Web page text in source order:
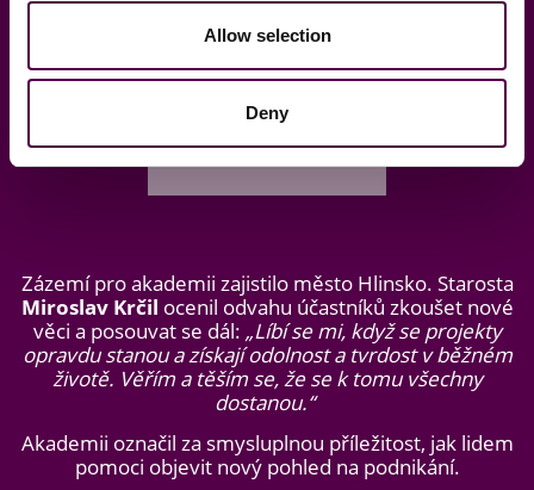
Allow selection
Deny
Zázemí pro akademii zajistilo město Hlinsko. Starosta
Miroslav Krčil ocenil odvahu účastníků zkoušet nové
věci a posouvat se dál: „Líbí se mi, když se projekty
opravdu stanou a získají odolnost a tvrdost v běžném
životě. Věřím a těším se, že se k tomu všechny
dostanou.“
Akademii označil za smysluplnou příležitost, jak lidem
pomoci objevit nový pohled na podnikání.